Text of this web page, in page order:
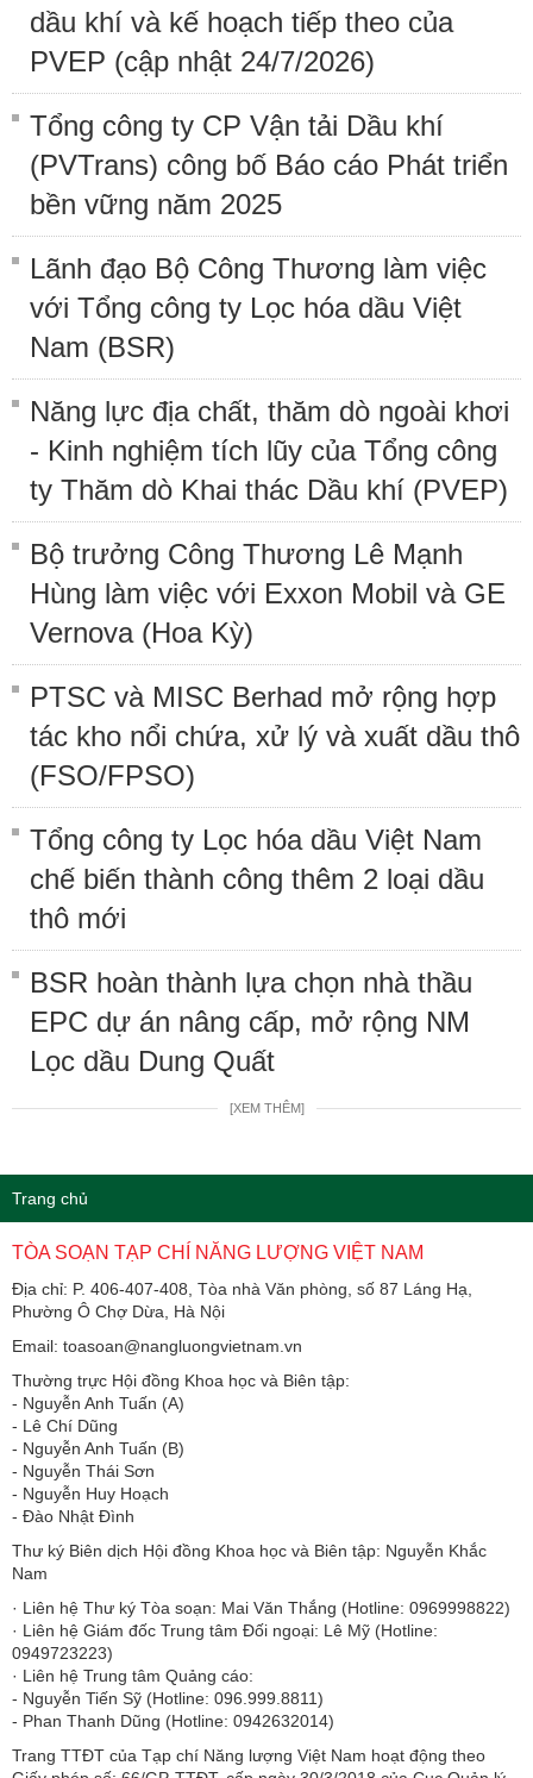
dầu khí và kế hoạch tiếp theo của
PVEP (cập nhật 24/7/2026)
Tổng công ty CP Vận tải Dầu khí
(PVTrans) công bố Báo cáo Phát triển
bền vững năm 2025
Lãnh đạo Bộ Công Thương làm việc
với Tổng công ty Lọc hóa dầu Việt
Nam (BSR)
Năng lực địa chất, thăm dò ngoài khơi
- Kinh nghiệm tích lũy của Tổng công
ty Thăm dò Khai thác Dầu khí (PVEP)
Bộ trưởng Công Thương Lê Mạnh
Hùng làm việc với Exxon Mobil và GE
Vernova (Hoa Kỳ)
PTSC và MISC Berhad mở rộng hợp
tác kho nổi chứa, xử lý và xuất dầu thô
(FSO/FPSO)
Tổng công ty Lọc hóa dầu Việt Nam
chế biến thành công thêm 2 loại dầu
thô mới
BSR hoàn thành lựa chọn nhà thầu
EPC dự án nâng cấp, mở rộng NM
Lọc dầu Dung Quất
[XEM THÊM]
Trang chủ
TÒA SOẠN TẠP CHÍ NĂNG LƯỢNG VIỆT NAM
Địa chỉ: P. 406-407-408, Tòa nhà Văn phòng, số 87 Láng Hạ,
Phường Ô Chợ Dừa, Hà Nội
Email: toasoan@nangluongvietnam.vn
Thường trực Hội đồng Khoa học và Biên tập:
​​​​​​- Nguyễn Anh Tuấn (A)
- Lê Chí Dũng
- Nguyễn Anh Tuấn (B)
- Nguyễn Thái Sơn
- Nguyễn Huy Hoạch
- Đào Nhật Đình
Thư ký Biên dịch Hội đồng Khoa học và Biên tập: Nguyễn Khắc
Nam
· Liên hệ Thư ký Tòa soạn: Mai Văn Thắng (Hotline: 0969998822)
· Liên hệ Giám đốc Trung tâm Đối ngoại: Lê Mỹ (Hotline:
0949723223)
· Liên hệ Trung tâm Quảng cáo:
- Nguyễn Tiến Sỹ (Hotline: 096.999.8811)
- Phan Thanh Dũng (Hotline: 0942632014)
Trang TTĐT của Tạp chí Năng lượng Việt Nam hoạt động theo